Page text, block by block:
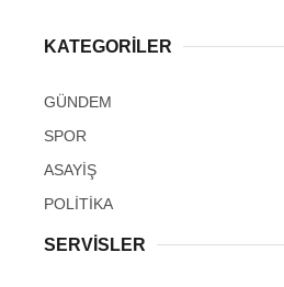
KATEGORİLER
GÜNDEM
SPOR
ASAYİŞ
POLİTİKA
SERVİSLER